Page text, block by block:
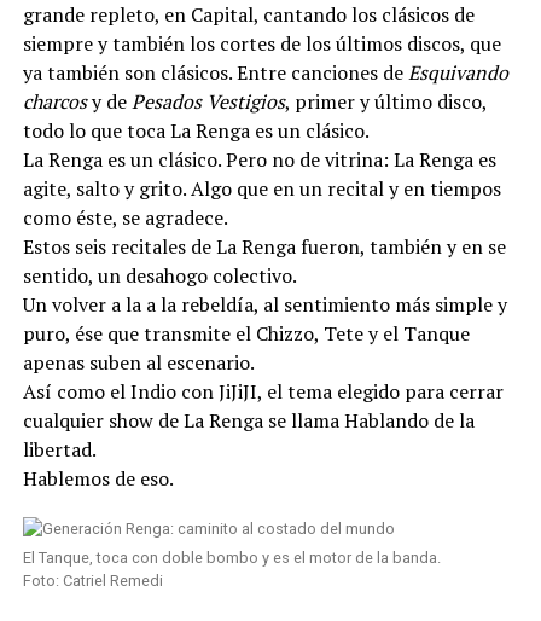
grande repleto, en Capital, cantando los clásicos de
siempre y también los cortes de los últimos discos, que
ya también son clásicos. Entre canciones deEsquivando
charcosy dePesados Vestigios, primer y último disco,
todo lo que toca La Renga es un clásico.
La Renga es un clásico. Pero no de vitrina: La Renga es
agite, salto y grito. Algo que en un recital y en tiempos
como éste, se agradece.
Estos seis recitales de La Renga fueron, también y en se
sentido, un desahogo colectivo.
Un volver a la a la rebeldía, al sentimiento más simple y
puro, ése que transmite el Chizzo, Tete y el Tanque
apenas suben al escenario.
Así como el Indio con JiJiJI, el tema elegido para cerrar
cualquier show de La Renga se llama Hablando de la
libertad.
Hablemos de eso.
El Tanque, toca con doble bombo y es el motor de la banda.
Foto: Catriel Remedi